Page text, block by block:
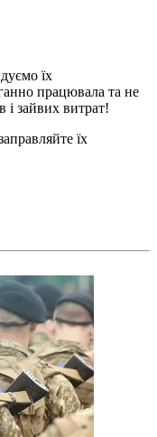
їх
працювала та не
зайвих витрат!
їх